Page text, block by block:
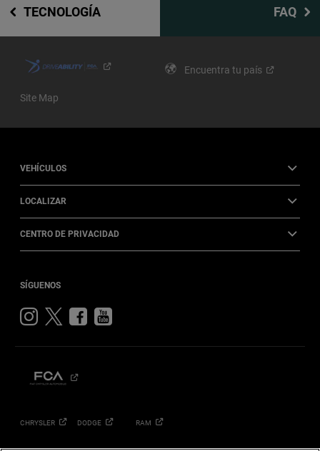
TECNOLOGÍA FAQ
Encuentra tu país
Site Map
VEHÍCULOS
LOCALIZAR
CENTRO DE PRIVACIDAD
SÍGUENOS
Visit
on
Instagram
Visit
on
Twitter
Visit
on
Visit
on
CHRYSLER DODGE RAM